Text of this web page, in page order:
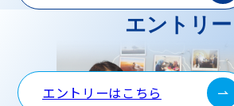
エントリー
エントリーはこちら